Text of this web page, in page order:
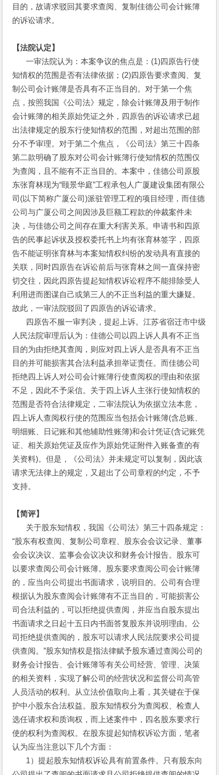
目的，故请求驳回其要求查阅、复制佳德公司会计账簿
的诉讼请求。
【法院认定】
一审法院认为：本案争议的焦点是：(1)四原告行使
知情权的范围是否有法律依据；(2)四原告要求查阅、复
制公司会计账簿是否具有不正当目的。对于第一个焦
点，按照我国《公司法》规定，除会计账簿及用于制作
会计账簿的相关原始凭证之外，四原告的诉讼请求已超
出法律规定的股东行使知情权的范围，对超出范围的部
分不予审理。对于第二个焦点，《公司法》第三十四条
第二款明确了股东对公司会计账簿行使知情权的范围仅
为查阅，且不能有不正当目的。本案中，佳德公司原股
东张育林现为“颐景华庭”工程承包人广厦建设集团有限公
司(以下简称广厦公司)派驻管理工程的项目经理，而佳德
公司与广厦公司之间因涉及巨额工程款的仲裁案件未
决，与佳德公司之间存在重大利害关系。申请书和四原
告的民事起诉状及授权委托书上均有张育林签字，四原
告不能证明张育林与本案知情权纠纷的发动具有直接的
关联，同时四原告在诉讼前后与张育林之间一直保持密
切交往，因此四原告提起知情权诉讼程序不能排除受人
利用进而图谋自己或第三人的不正当利益的重大嫌疑。
故此，一审法院驳回了四原告的诉讼请求。
四原告不服一审判决，提起上诉。江苏省宿迁市中级
人民法院审理后认为：佳德公司以四上诉人具有不正当
目的为由拒绝其查阅，则应对四上诉人是否具有不正当
目的并可能损害其合法利益承担举证责任。而佳德公司
拒绝四上诉人对公司会计账簿行使查阅权的理由和依据
不足，因此不予采信。关于四上诉人主张行使知情权的
范围是否符合法律规定，二审法院认为依据立法本意，
四上诉人查阅权行使的范围应当包括会计账簿(含总账、
明细账、日记账和其他辅助性账簿)和会计凭证(含记账凭
证、相关原始凭证及应作为原始凭证附件入账备查的有
关资料)。但是，《公司法》并未规定可以复制，因此该
请求无法律上的规定，又超出了公司章程的约定，不予
支持。
【简评】
关于股东知情权，我国《公司法》第三十四条规定：
“股东有权查阅、复制公司章程、股东会会议记录、董事
会会议决议、监事会会议决议和财务会计报告。股东可
以要求查阅公司会计账簿。股东要求查阅公司会计账簿
的，应当向公司提出书面请求，说明目的。公司有合理
根据认为股东查阅会计账簿有不正当目的，可能损害公
司合法利益的，可以拒绝提供查阅，并应当自股东提出
书面请求之日起十五日内书面答复股东并说明理由。公
司拒绝提供查阅的，股东可以请求人民法院要求公司提
供查阅。”股东知情权是指法律赋予股东通过查阅公司的
财务会计报告、会计账簿等有关公司经营、管理、决策
的相关资料，实现了解公司的经营状况和监督公司高管
人员活动的权利。从立法价值取向上看，其关键在于保
护中小股东合法权益。股东知情权分为查阅权、检查人
选任请求权和质询权，而上述案件中，四名股东要求行
使的权利为查阅权。在股东提起知情权诉讼方面，笔者
认为应当注意以下几个方面：
1）提起股东知情权诉讼具有前置条件。只有股东向